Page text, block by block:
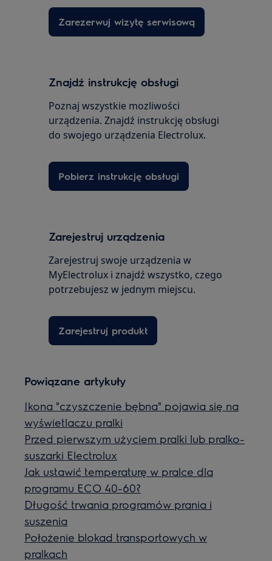
Zarezerwuj wizytę serwisową
Znajdź instrukcję obsługi
Poznaj wszystkie mozliwości
urządzenia. Znajdź instrukcję obsługi
do swojego urządzenia Electrolux.
Pobierz instrukcję obsługi
Zarejestruj urządzenia
Zarejestruj swoje urządzenia w
MyElectrolux i znajdź wszystko, czego
potrzebujesz w jednym miejscu.
Zarejestruj produkt
Powiązane artykuły
Ikona "czyszczenie bębna" pojawia się na
wyświetlaczu pralki
Przed pierwszym użyciem pralki lub pralko-
suszarki Electrolux
Jak ustawić temperaturę w pralce dla
programu ECO 40-60?
Długość trwania programów prania i
suszenia
Położenie blokad transportowych w
pralkach